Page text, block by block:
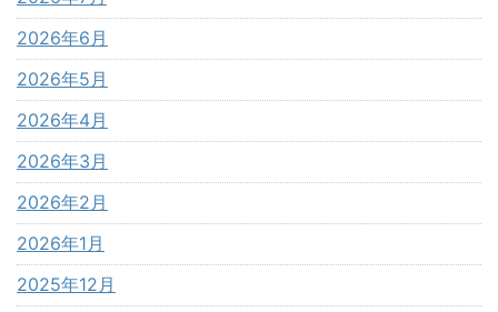
2026年6月
2026年5月
2026年4月
2026年3月
2026年2月
2026年1月
2025年12月